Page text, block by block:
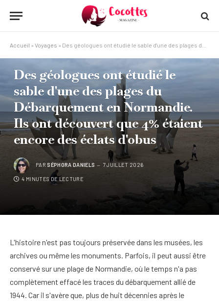
Accueil » Voyages » Des géologues ont étudié le sable d'une des plages du Débarquement en Normandie. Ils ont découvert que 4% étaient encore des éclats d'obus
Des géologues ont étudié le
sable d'une des plages du
Débarquement en Normandie.
Ils ont découvert que 4% étaient
encore des éclats d'obus
PAR SÉPHORA DANIELS 7 JUILLET 2026
4 MINUTES DE LECTURE
L'histoire n'est pas toujours préservée dans les musées, les
archives ou même les monuments. Parfois, il peut aussi être
conservé sur une plage de Normandie, où le temps n'a pas
complètement effacé les traces du débarquement allié de
1944. Car il s'avère que, plus de huit décennies après le